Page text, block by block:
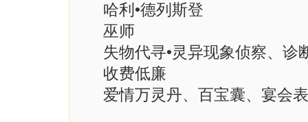
哈利•德列斯登
巫师
失物代寻•灵异现象侦察、诊
收费低廉
爱情万灵丹、百宝囊、宴会表